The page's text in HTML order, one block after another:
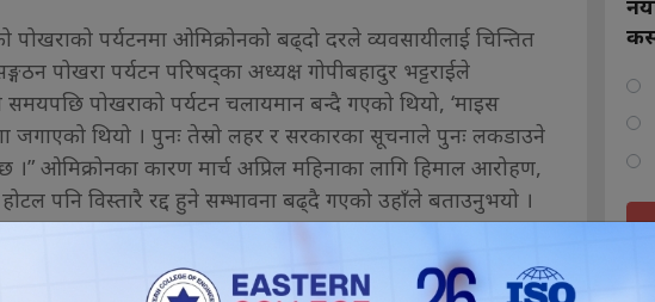
पर्यटनमा ओमिक्रोनको बढ्दो दरले व्यवसायीलाई चिन्तित
पोखरा पर्यटन परिषद्का अध्यक्ष गोपीबहादुर भट्टराईले
पोखराको पर्यटन चलायमान बन्दै गएको थियो, ‘माइस
थियो । पुनः तेस्रो लहर र सरकारका सूचनाले पुनः लकडाउने
ओमिक्रोनका कारण मार्च अप्रिल महिनाका लागि हिमाल आरोहण,
पनि विस्तारै रद्द हुने सम्भावना बढ्दै गएको उहाँले बताउनुभयो ।
कार्यसँगै पर्यटन क्षेत्रमा व्यवसायीले निकै आक्रामक तरिकाले लगानी
नीति अभावले सबै लगानी जोखिममा पर्ने चिन्ता व्यवसायीमा